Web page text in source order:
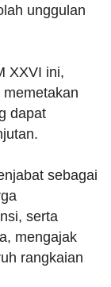
unggulan
XXVI ini,
dapat
sebagai
serta
mengajak
rangkaian